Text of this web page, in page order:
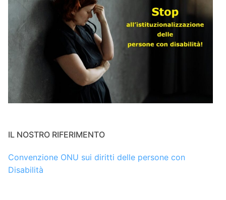
IL NOSTRO RIFERIMENTO
Convenzione ONU sui diritti delle persone con
Disabilità